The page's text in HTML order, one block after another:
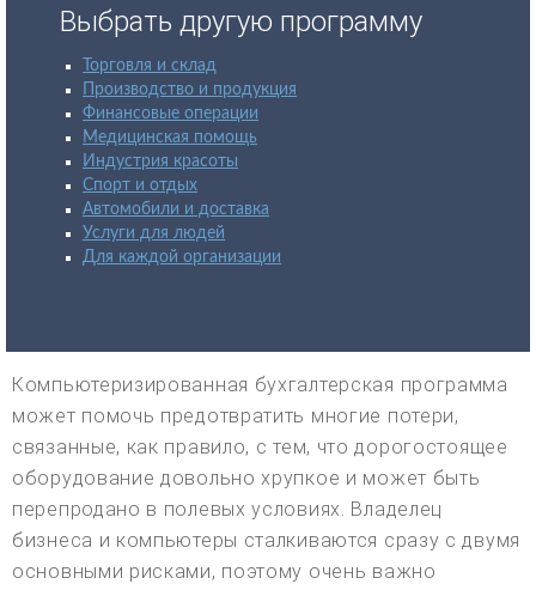
Выбрать другую программу
Торговля и склад
Производство и продукция
Финансовые операции
Медицинская помощь
Индустрия красоты
Спорт и отдых
Автомобили и доставка
Услуги для людей
Для каждой организации
Компьютеризированная бухгалтерская программа
может помочь предотвратить многие потери,
связанные, как правило, с тем, что дорогостоящее
оборудование довольно хрупкое и может быть
перепродано в полевых условиях. Владелец
бизнеса и компьютеры сталкиваются сразу с двумя
основными рисками, поэтому очень важно